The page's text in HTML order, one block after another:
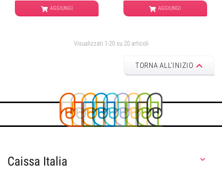
AGGIUNGI AGGIUNGI
Visualizzati 1-20 su 20 articoli
TORNA ALL'INIZIO
Caissa Italia 